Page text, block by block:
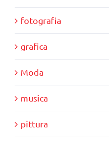
fotografia
grafica
Moda
musica
pittura